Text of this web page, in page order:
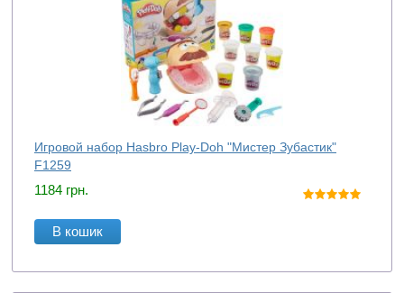
Игровой набор Hasbro Play-Doh "Мистер Зубастик"
F1259
1184 грн.
В кошик